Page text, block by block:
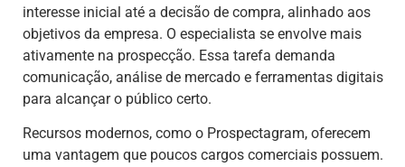
interesse inicial até a decisão de compra, alinhado aos
objetivos da empresa. O especialista se envolve mais
ativamente na prospecção. Essa tarefa demanda
comunicação, análise de mercado e ferramentas digitais
para alcançar o público certo.
Recursos modernos, como o Prospectagram, oferecem
uma vantagem que poucos cargos comerciais possuem.